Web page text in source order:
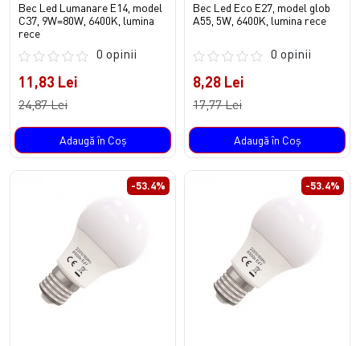
Bec Led Lumanare E14, model
C37, 9W=80W, 6400K, lumina
rece
0 opinii
11,83 Lei
24,87 Lei
Adaugă în Coş
Bec Led Eco E27, model glob
A55, 5W, 6400K, lumina rece
0 opinii
8,28 Lei
17,77 Lei
Adaugă în Coş
-53.4% -53.4%